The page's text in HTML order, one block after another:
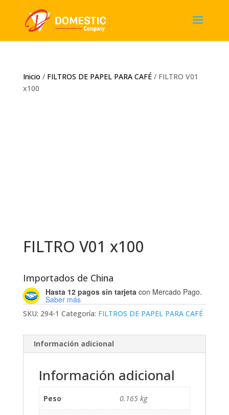
Inicio / FILTROS DE PAPEL PARA CAFÉ/ FILTRO V01
x100
FILTRO V01 x100
Importados de China
Hasta 12 pagos sin tarjeta con Mercado Pago.
Saber más
SKU: 294-1 Categoría: FILTROS DE PAPEL PARA CAFÉ
Información adicional
Información adicional
Peso 0.165 kg